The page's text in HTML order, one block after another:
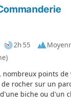
2h 55
nombreux points
rocher sur un
biche ou d'un